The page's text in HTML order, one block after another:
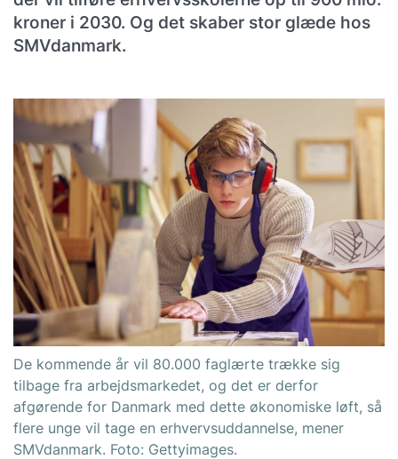
kroner i 2030. Og det skaber stor glæde hos
SMVdanmark.
De kommende år vil 80.000 faglærte trække sig
tilbage fra arbejdsmarkedet, og det er derfor
afgørende for Danmark med dette økonomiske løft, så
flere unge vil tage en erhvervsuddannelse, mener
SMVdanmark. Foto: Gettyimages.